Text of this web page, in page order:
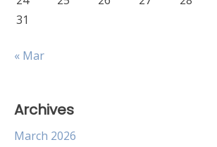
31
« Mar
Archives
March 2026